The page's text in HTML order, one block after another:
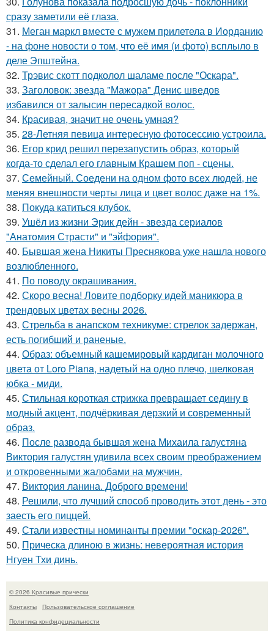
сразу заметили её глаза.
31. Меган маркл вместе с мужем прилетела в Иорданию
- на фоне новости о том, что её имя (и фото) всплыло в
деле Эпштейна.
32. Трэвис скотт подколол шаламе после "Оскара".
33. Заголовок: звезда "Мажора" Денис шведов
избавился от залысин пересадкой волос.
34. Красивая, значит не очень умная?
35. 28-Летняя певица интересную фотосессию устроила.
36. Егор крид решил перезапустить образ, который
когда-то сделал его главным Крашем поп - сцены.
37. Семейный. Соедени на одном фото всех людей, не
меняя внешности черты лица и цвет волос даже на 1%.
38. Покуда катиться клубок.
39. Ушёл из жизни Эрик дейн - звезда сериалов
"Анатомия Страсти" и "эйфория".
40. Бывшая жена Никиты Преснякова уже нашла нового
возлюбленного.
41. По поводу окрашивания.
42. Скоро весна! Ловите подборку идей маникюра в
трендовых цветах весны 2026.
43. Стрельба в анапском техникуме: стрелок задержан,
есть погибший и раненые.
44. Образ: объемный кашемировый кардиган молочного
цвета от Loro Piana, надетый на одно плечо, шелковая
юбка - миди.
45. Стильная короткая стрижка превращает седину в
модный акцент, подчёркивая дерзкий и современный
образ.
46. После развода бывшая жена Михаила галустяна
Виктория галустян удивила всех своим преображением
и откровенными жалобами на мужчин.
47. Виктория ланина. Доброго времени!
48. Решили, что лучший способ проводить этот день - это
заесть его пиццей.
49. Стали известны номинанты премии "оскар-2026".
50. Прическа длиною в жизнь: невероятная история
Нгуен Тхи динь.
© 2026 Красивые прически
Контакты
Пользовательское соглашение
Политика конфидециальности